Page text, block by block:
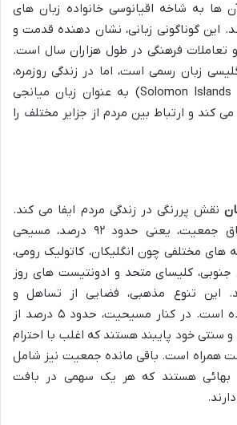
ها به شاخه اقیانوسی خانواده زبان های
این گوناگونی زبانی، نشان دهنده قدمت و
تعاملات فرهنگی در طول هزاران سال است.
زبان رسمی است، اما در زندگی روزمره،
پیجین سلیمان (Solomon Islands Pijin) به عنوان زبان میانجی
کند و ارتباط بین مردم از جزایر مختلف را
نقش پررنگی در زندگی مردم ایفا می کند.
اکثریت قریب به اتفاق جمعیت، یعنی حدود ۹۲ درصد، مسیحی
مختلفی چون انگلیکان، کاتولیک رومی،
جنوبی، کلیسای متحد و ادونتیست های روز
این تنوع مذهبی، فضایی از تساهل و
همزیستی را ایجاد کرده است. در کنار مسیحیت، حدود ۵ درصد از
سنتی خود پایبند هستند که اغلب با احترام
همراه است. باقی مانده جمعیت نیز شامل
بهائی هستند که هر یک سهمی در بافت